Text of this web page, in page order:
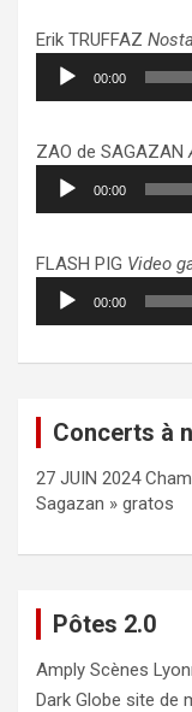
Erik TRUFFAZ
Lecteur
audio
00:00
ZAO de SAGAZAN
Lecteur
audio
00:00
FLASH PIG Video
Lecteur
audio
00:00
Concerts à
27 JUIN 2024
Sagazan » gratos
Pôtes 2.0
Amply Scènes
Dark Globe site de